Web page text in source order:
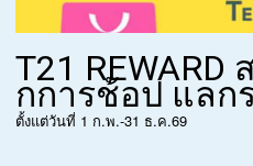
T21 REWARD
กการช้อป แลก
ตั้งแต่วันที่ 1 ก.พ.-31 ธ.ค.69